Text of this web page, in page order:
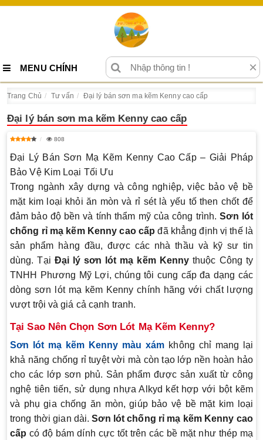
MENU CHÍNH ×
Trang Chủ Tư vấn Đại lý bán sơn ma kẽm Kenny cao cấp
Đại lý bán sơn ma kẽm Kenny cao cấp
808
Đại Lý Bán Sơn Mạ Kẽm Kenny Cao Cấp – Giải Pháp
Bảo Vệ Kim Loại Tối Ưu
Trong ngành xây dựng và công nghiệp, việc bảo vệ bề
mặt kim loại khỏi ăn mòn và rỉ sét là yếu tố then chốt để
đảm bảo độ bền và tính thẩm mỹ của công trình.Sơn lót
chống rỉ mạ kẽm Kenny cao cấp đã khẳng định vị thế là
sản phẩm hàng đầu, được các nhà thầu và kỹ sư tin
dùng. Tại Đại lý sơn lót mạ kẽm Kenny thuộc Công ty
TNHH Phương Mỹ Lợi, chúng tôi cung cấp đa dạng các
dòng sơn lót mạ kẽm Kenny chính hãng với chất lượng
vượt trội và giá cả cạnh tranh.
Tại Sao Nên Chọn Sơn Lót Mạ Kẽm Kenny?
Sơn lót mạ kẽm Kenny màu xám không chỉ mang lại
khả năng chống rỉ tuyệt vời mà còn tạo lớp nền hoàn hảo
cho các lớp sơn phủ. Sản phẩm được sản xuất từ công
nghệ tiên tiến, sử dụng nhựa Alkyd kết hợp với bột kẽm
và phụ gia chống ăn mòn, giúp bảo vệ bề mặt kim loại
trong thời gian dài.Sơn lót chống rỉ mạ kẽm Kenny cao
cấp có độ bám dính cực tốt trên các bề mặt như thép mạ